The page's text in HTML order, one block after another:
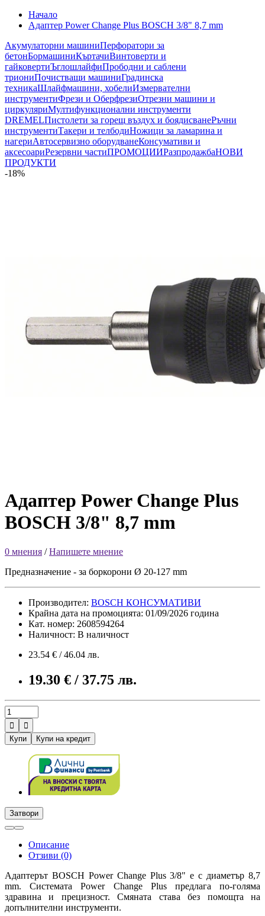
Начало
Адаптер Power Change Plus BOSCH 3/8" 8,7 mm
Акумулаторни машиниПерфоратори за
бетонБормашиниКъртачиВинтоверти и
гайковертиЪглошлайфиПрободни и саблени
триониПочистващи машиниГрадинска
техникаШлайфмашини, хобелиИзмервателни
инструментиФрези и ОберфрезиОтрезни машини и
циркуляриМултифункционални инструменти
DREMELПистолети за горещ въздух и боядисванеРъчни
инструментиТакери и телбодиНожици за ламарина и
нагериАвтосервизно оборудванеКонсумативи и
аксесоариРезервни частиПРОМОЦИИРазпродажбаНОВИ
ПРОДУКТИ
-18%
Адаптер Power Change Plus
BOSCH 3/8" 8,7 mm
0 мнения /Напишете мнение
Предназначение - за боркорони Ø 20-127 mm
Производител: BOSCH КОНСУМАТИВИ
Крайна дата на промоцията: 01/09/2026 година
Кат. номер: 2608594264
Наличност: В наличност
23.54 € / 46.04 лв.
19.30 € / 37.75 лв.


Купи
Купи на кредит
Затвори
Описание
Отзиви (0)
Адаптерът BOSCH Power Change Plus 3/8" е с диаметър 8,7
mm. Системата Power Change Plus предлага по-голяма
здравина и прецизност. Смяната става без помощта на
допълнителни инструменти.